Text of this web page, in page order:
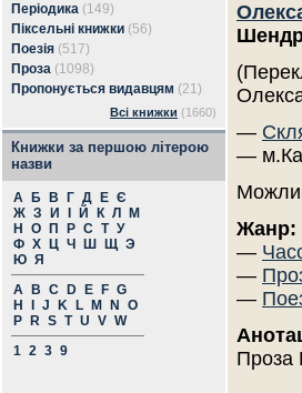
Періодика (149)
Піксельні книжки (56)
Поезія (517)
Проза (1098)
Пропонується видавцям (21)
Всі книжки (1660)
Книжки за першою літерою
назви
А Б В Г Д Е Є
Ж З И Й К Л
М
Н
О П Р С Т У
Ф Х Ц Ч Ш Щ Э
Ю Я
A
B C D E F G
H
J K L M N
O
P
R S T U V W
1 2 3 9
—
—
Жанр:
—
—
—
Проза